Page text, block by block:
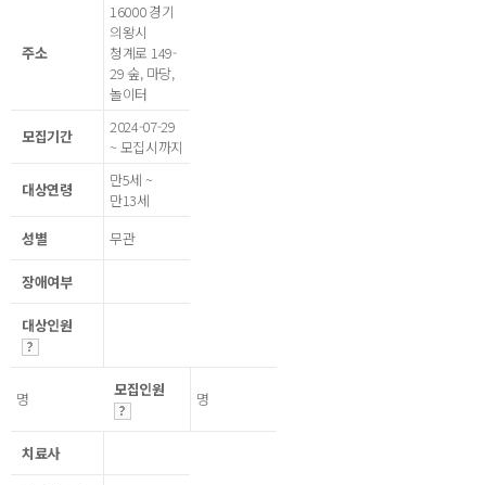
주소
16000 경기
의왕시
청계로 149-
29 숲, 마당,
놀이터
모집기간
2024-07-29
~ 모집시까지
대상연령
만5세 ~
만13세
성별
무관
장애여부
대상인원
명 모집인원 명
치료사